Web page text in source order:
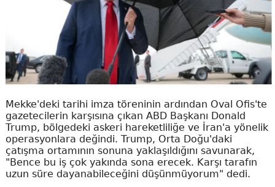
Mekke'deki tarihi imza töreninin ardından Oval Ofis'te
gazetecilerin karşısına çıkan ABD Başkanı Donald
Trump, bölgedeki askeri hareketliliğe ve İran'a yönelik
operasyonlara değindi. Trump, Orta Doğu'daki
çatışma ortamının sonuna yaklaşıldığını savunarak,
"Bence bu iş çok yakında sona erecek. Karşı tarafın
uzun süre dayanabileceğini düşünmüyorum" dedi.